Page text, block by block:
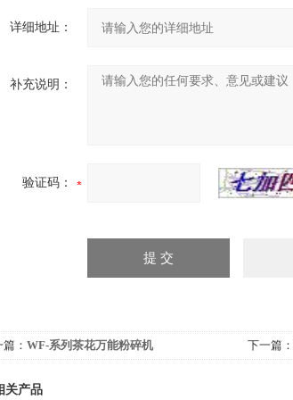
详细地址：
补充说明：
验证码：
： WF-系列茶花万能粉碎机 下一篇：
关产品